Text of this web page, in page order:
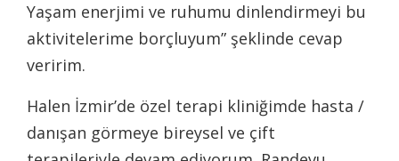
Yaşam enerjimi ve ruhumu dinlendirmeyi bu
aktivitelerime borçluyum” şeklinde cevap
veririm.
Halen İzmir’de özel terapi kliniğimde hasta /
danışan görmeye bireysel ve çift